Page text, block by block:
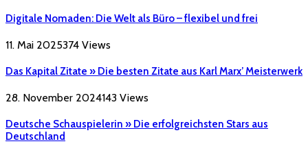
Digitale Nomaden: Die Welt als Büro – flexibel und frei
11. Mai 2025374 Views
Das Kapital Zitate » Die besten Zitate aus Karl Marx’ Meisterwerk
28. November 2024143 Views
Deutsche Schauspielerin » Die erfolgreichsten Stars aus
Deutschland